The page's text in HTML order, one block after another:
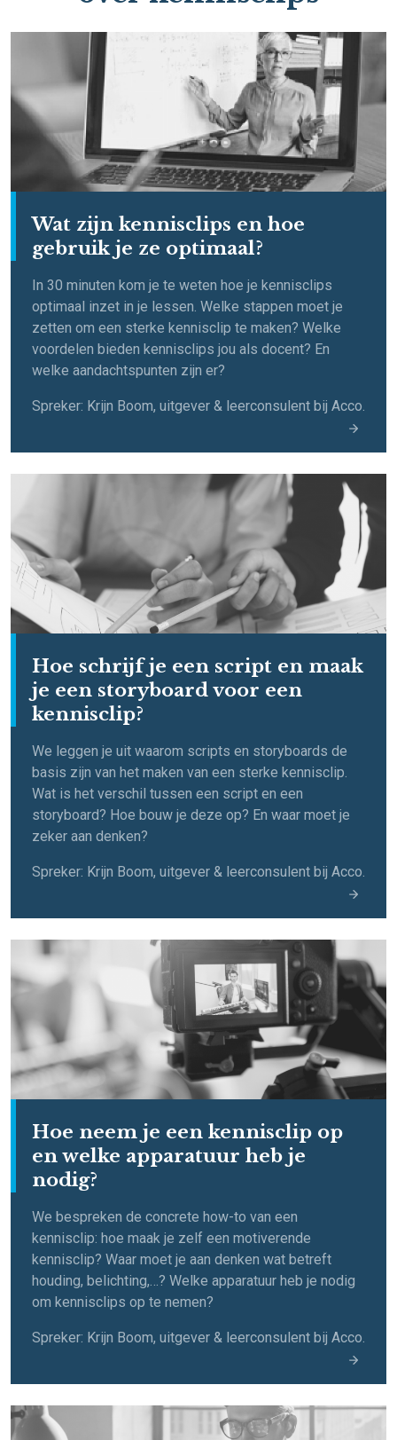
Wat zijn kennisclips en hoe
gebruik je ze optimaal?
In 30 minuten kom je te weten hoe je kennisclips
optimaal inzet in je lessen. Welke stappen moet je
zetten om een sterke kennisclip te maken? Welke
voordelen bieden kennisclips jou als docent? En
welke aandachtspunten zijn er?
Spreker: Krijn Boom, uitgever & leerconsulent bij Acco.
Hoe schrijf je een script en maak
je een storyboard voor een
kennisclip?
We leggen je uit waarom scripts en storyboards de
basis zijn van het maken van een sterke kennisclip.
Wat is het verschil tussen een script en een
storyboard? Hoe bouw je deze op? En waar moet je
zeker aan denken?
Spreker: Krijn Boom, uitgever & leerconsulent bij Acco.
Hoe neem je een kennisclip op
en welke apparatuur heb je
nodig?
We bespreken de concrete how-to van een
kennisclip: hoe maak je zelf een motiverende
kennisclip? Waar moet je aan denken wat betreft
houding, belichting,…? Welke apparatuur heb je nodig
om kennisclips op te nemen?
Spreker: Krijn Boom, uitgever & leerconsulent bij Acco.